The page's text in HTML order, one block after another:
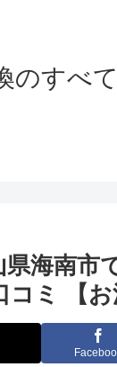
のすべ
海南市
ミ 【お